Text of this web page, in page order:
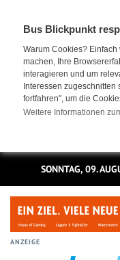
Bus Blickpunkt
Warum Cookies?
machen, Ihre
interagieren und um
Interessen zugeschnitten
fortfahren", um die
Weitere Informationen
SONNTAG, 09.
ANZEIGE